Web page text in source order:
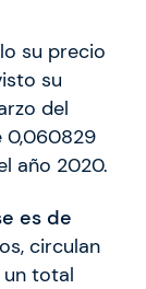
su precio
su
del
0,060829
año 2020.
es de
circulan
un total